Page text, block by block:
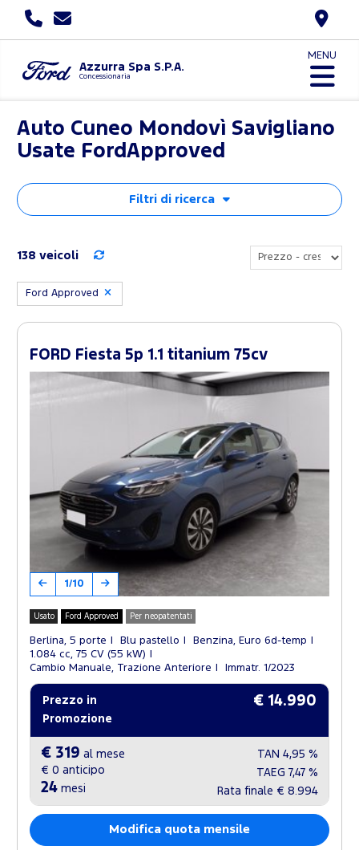
Azzurra Spa S.P.A.
Concessionaria
MENU
Auto Cuneo Mondovì Savigliano
Usate FordApproved
Filtri di ricerca
138 veicoli
Ford Approved
FORD Fiesta 5p 1.1 titanium 75cv
1/10
Usato Ford Approved Per neopatentati
Berlina, 5 porte Blu pastello
Benzina, Euro 6d-temp
1.084 cc, 75 CV (55 kW)
Cambio Manuale, Trazione Anteriore
Immatr. 1/2023
Prezzo in
Promozione
€ 14.990
€ 319 al mese
€ 0 anticipo
24 mesi
TAN 4,95 %
TAEG 7,47 %
Rata finale € 8.994
Modifica quota mensile